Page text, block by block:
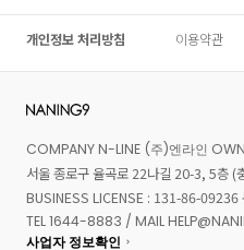
개인정보 처리방침 이용약관
COMPANY N-LINE (주)엔라인
서울 종로구 율곡로 22나길 20-3, 5층 (
BUSINESS LICENSE : 131-86-
TEL 1644-8883 / MAIL
사업자 정보확인